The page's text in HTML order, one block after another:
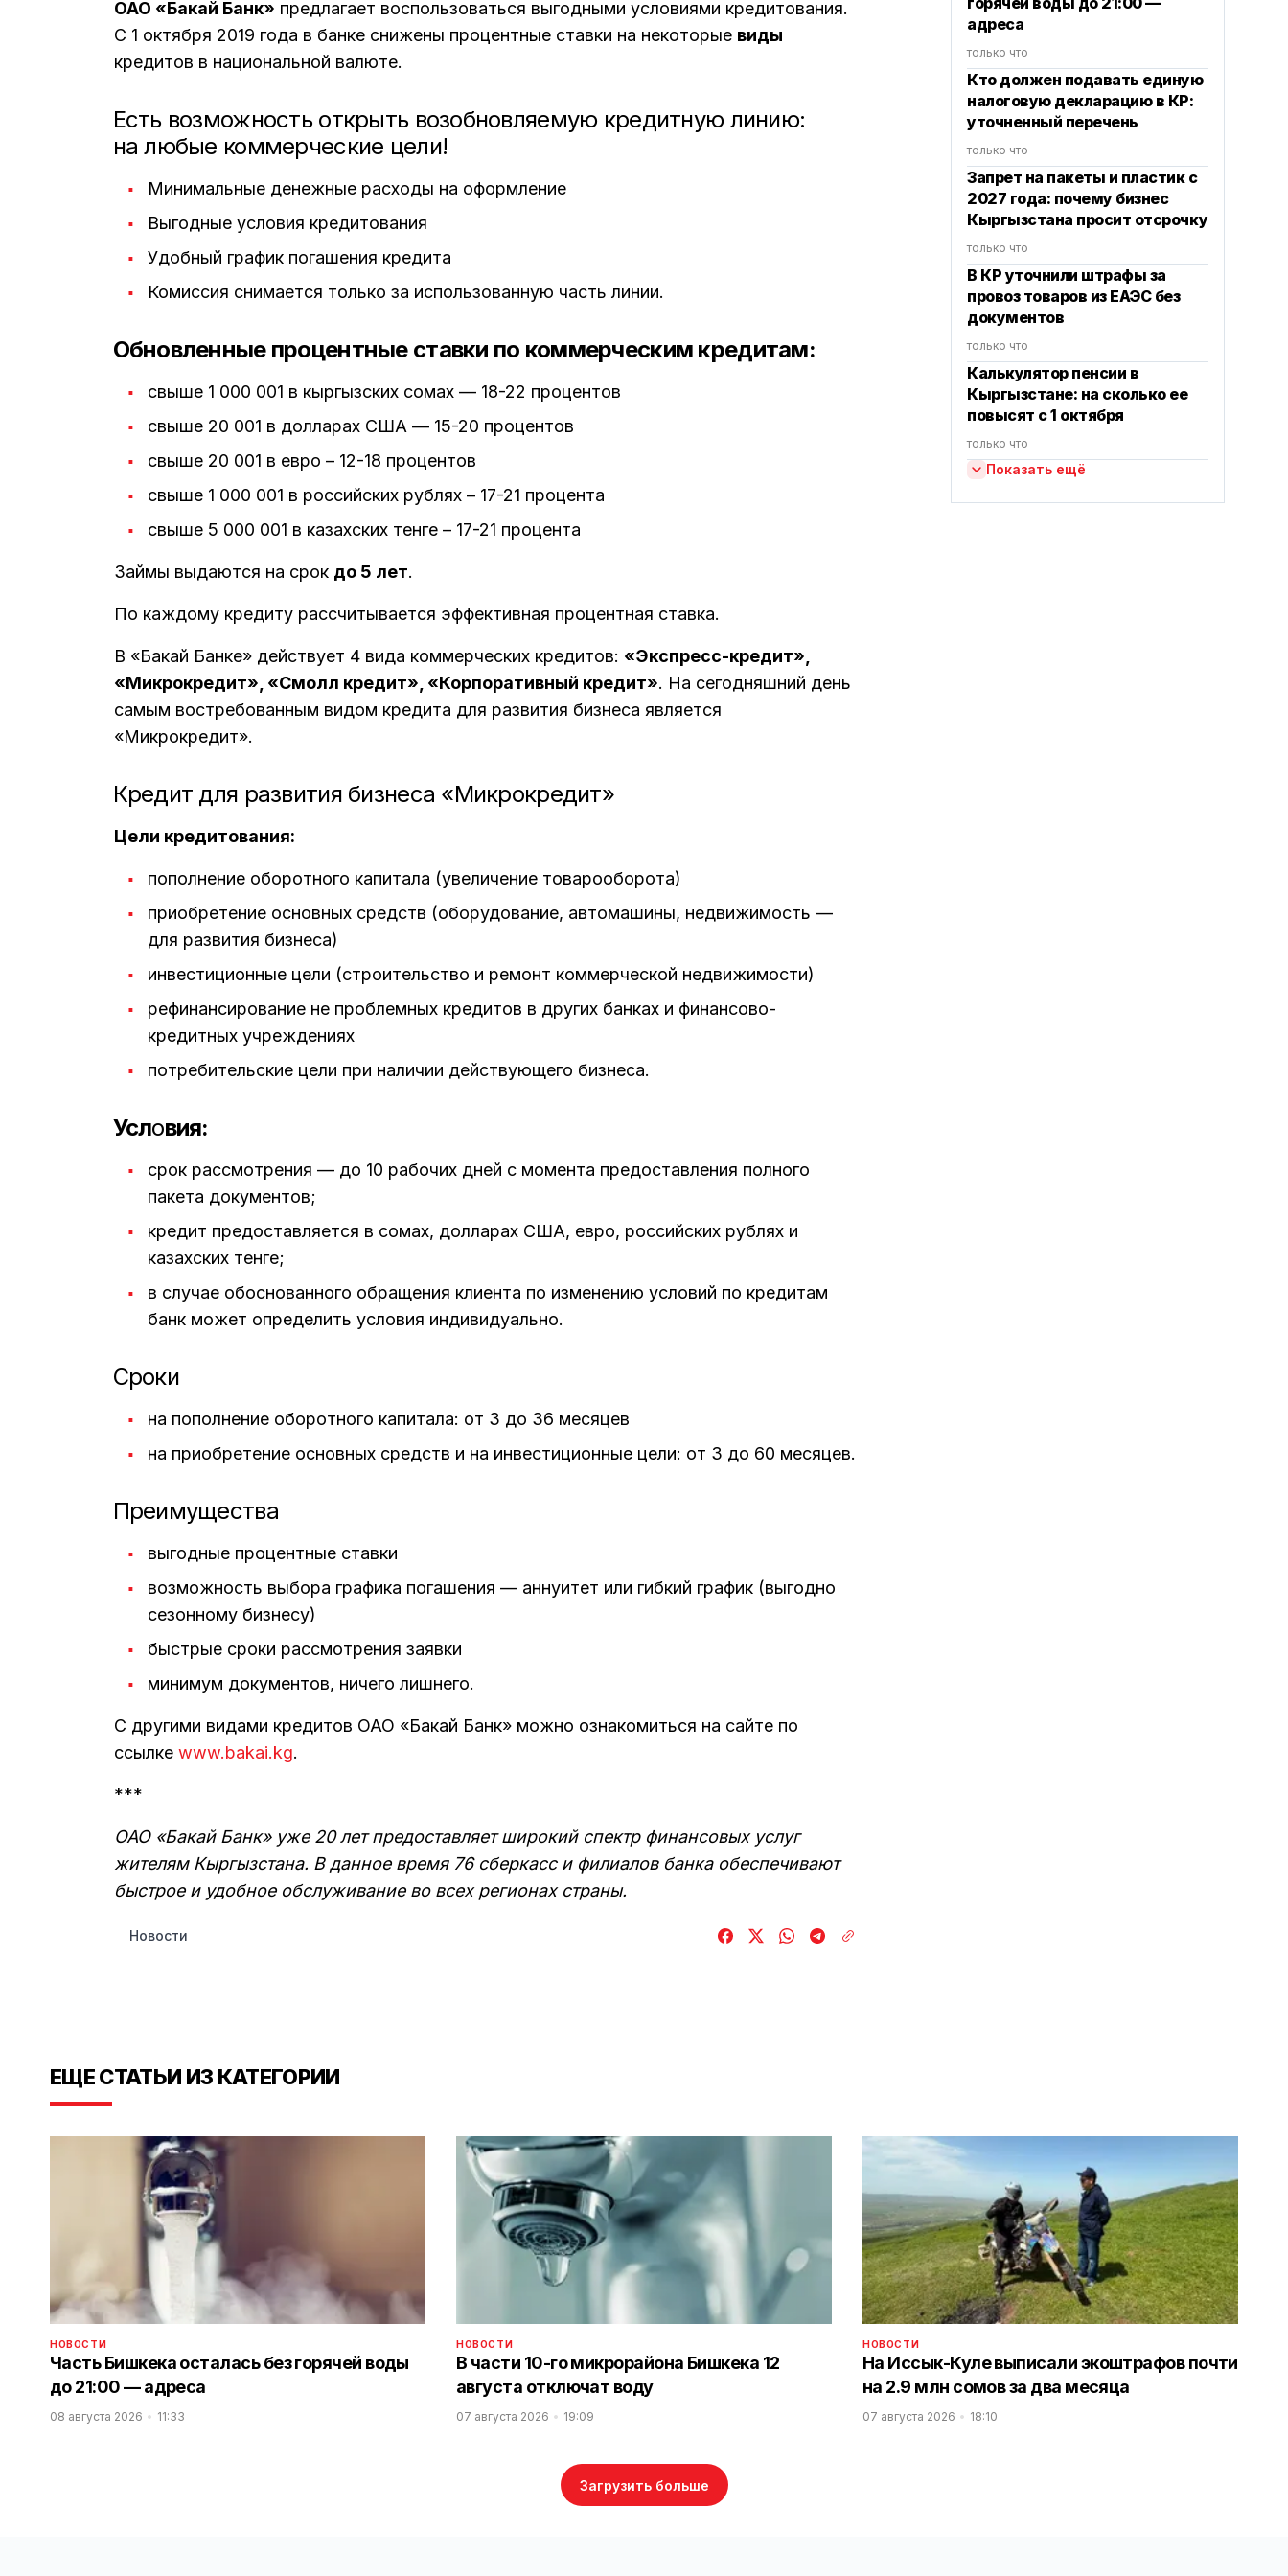
ОАО «Бакай Банк» предлагает воспользоваться выгодными условиями кредитования.
С 1 октября 2019 года в банке снижены процентные ставки на некоторые виды
кредитов в национальной валюте.
Есть возможность открыть возобновляемую кредитную линию:
на любые коммерческие цели!
Минимальные денежные расходы на оформление
Выгодные условия кредитования
Удобный график погашения кредита
Комиссия снимается только за использованную часть линии.
Обновленные процентные ставки по коммерческим кредитам:
свыше 1 000 001 в кыргызских сомах — 18-22 процентов
свыше 20 001 в долларах США — 15-20 процентов
свыше 20 001 в евро – 12-18 процентов
свыше 1 000 001 в российских рублях – 17-21 процента
свыше 5 000 001 в казахских тенге – 17-21 процента
Займы выдаются на срок до 5 лет.
По каждому кредиту рассчитывается эффективная процентная ставка.
В «Бакай Банке» действует 4 вида коммерческих кредитов: «Экспресс-кредит»,
«Микрокредит», «Смолл кредит», «Корпоративный кредит». На сегодняшний день
самым востребованным видом кредита для развития бизнеса является
«Микрокредит».
Кредит для развития бизнеса «Микрокредит»
Цели кредитования:
пополнение оборотного капитала (увеличение товарооборота)
приобретение основных средств (оборудование, автомашины, недвижимость —
для развития бизнеса)
инвестиционные цели (строительство и ремонт коммерческой недвижимости)
рефинансирование не проблемных кредитов в других банках и финансово-
кредитных учреждениях
потребительские цели при наличии действующего бизнеса.
Условия:
срок рассмотрения — до 10 рабочих дней с момента предоставления полного
пакета документов;
кредит предоставляется в сомах, долларах США, евро, российских рублях и
казахских тенге;
в случае обоснованного обращения клиента по изменению условий по кредитам
банк может определить условия индивидуально.
Сроки
на пополнение оборотного капитала: от 3 до 36 месяцев
на приобретение основных средств и на инвестиционные цели: от 3 до 60 месяцев.
Преимущества
выгодные процентные ставки
возможность выбора графика погашения — аннуитет или гибкий график (выгодно
сезонному бизнесу)
быстрые сроки рассмотрения заявки
минимум документов, ничего лишнего.
С другими видами кредитов ОАО «Бакай Банк» можно ознакомиться на сайте по
ссылке www.bakai.kg.
***
ОАО «Бакай Банк» уже 20 лет предоставляет широкий спектр финансовых услуг
жителям Кыргызстана. В данное время 76 сберкасс и филиалов банка обеспечивают
быстрое и удобное обслуживание во всех регионах страны.
Новости
адреса
только что
Кто должен подавать единую
налоговую декларацию в КР:
уточненный перечень
только что
Запрет на пакеты и пластик с
2027 года: почему бизнес
Кыргызстана просит отсрочку
только что
В КР уточнили штрафы за
провоз товаров из ЕАЭС без
документов
только что
Калькулятор пенсии в
Кыргызстане: на сколько ее
повысят с 1 октября
только что
Показать ещё
ЕЩЕ СТАТЬИ ИЗ КАТЕГОРИИ
НОВОСТИ
Часть Бишкека осталась без горячей воды
до 21:00 — адреса
08 августа 2026 11:33
НОВОСТИ
В части 10-го микрорайона Бишкека 12
августа отключат воду
07 августа 2026 19:09
НОВОСТИ
На Иссык-Куле выписали экоштрафов почти
на 2.9 млн сомов за два месяца
07 августа 2026 18:10
Загрузить больше